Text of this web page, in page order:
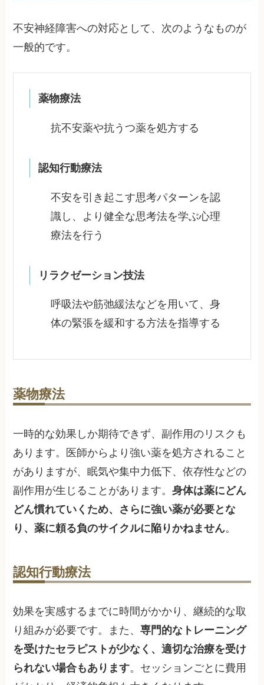
不安神経障害への対応として、次のようなものが
一般的です。
薬物療法
抗不安薬や抗うつ薬を処方する
認知行動療法
不安を引き起こす思考パターンを認
識し、より健全な思考法を学ぶ心理
療法を行う
リラクゼーション技法
呼吸法や筋弛緩法などを用いて、身
体の緊張を緩和する方法を指導する
薬物療法
一時的な効果しか期待できず、副作用のリスクも
あります。医師からより強い薬を処方されること
がありますが、眠気や集中力低下、依存性などの
副作用が生じることがあります。身体は薬にどん
どん慣れていくため、さらに強い薬が必要とな
り、薬に頼る負のサイクルに陥りかねません。
認知行動療法
効果を実感するまでに時間がかかり、継続的な取
り組みが必要です。また、専門的なトレーニング
を受けたセラピストが少なく、適切な治療を受け
られない場合もあります。セッションごとに費用